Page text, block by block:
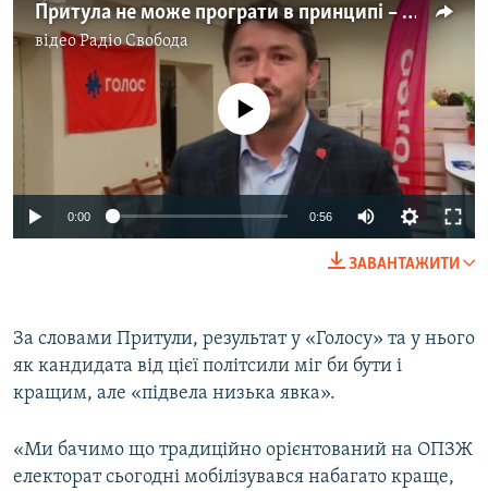
Притула не може програти в принципі – Сергій Притула про вибори мера Києва (відео)
відеоРадіо Свобода
720p 1080p
No media source currently available
0:00 0:56
720p
ЗАВАНТАЖИТИ
За словами Притули, результат у «Голосу» та у нього
як кандидата від цієї політсили міг би бути і
кращим, але «підвела низька явка».
«Ми бачимо що традиційно орієнтований на ОПЗЖ
електорат сьогодні мобілізувався набагато краще,